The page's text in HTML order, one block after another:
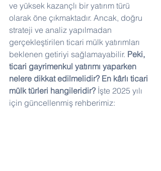
ve yüksek kazançlı bir yatırım türü
olarak öne çıkmaktadır. Ancak, doğru
strateji ve analiz yapılmadan
gerçekleştirilen ticari mülk yatırımları
beklenen getiriyi sağlamayabilir. Peki,
ticari gayrimenkul yatırımı yaparken
nelere dikkat edilmelidir? En kârlı ticari
mülk türleri hangileridir? İşte 2025 yılı
için güncellenmiş rehberimiz: